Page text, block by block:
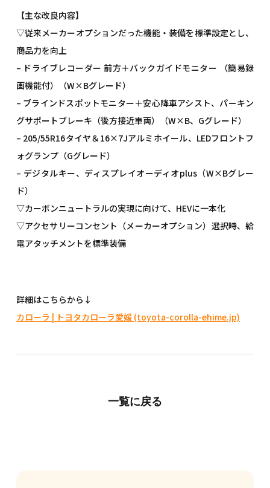
【主な改良内容】
▽従来メーカーオプションだった機能・装備を標準設定とし、
商品力を向上
– ドライブレコーダー 前方＋バックガイドモニター （簡易録
画機能付）（W×Bグレード）
– ブラインドスポットモニター＋安心降車アシスト、パーキン
グサポートブレーキ（後方接近車両）（W×B、Gグレード）
– 205/55R16タイヤ＆16×7Jアルミホイール、LEDフロントフ
ォグランプ（Gグレード）
– デジタルキー、ディスプレイオーディオplus（W×Bグレー
ド）
▽カーボンニュートラルの実現に向けて、HEVに一本化
▽アクセサリーコンセント（メーカーオプション）選択時、給
電アタッチメントを標準装備
詳細はこちらから↓
カローラ | トヨタカローラ愛媛 (toyota-corolla-ehime.jp)
一覧に戻る